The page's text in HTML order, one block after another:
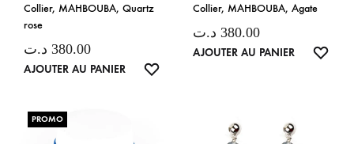
Collier, MAHBOUBA, Quartz
rose
380.00 د.ت
AJOUTER AU PANIER
Collier, MAHBOUBA, Agate
380.00 د.ت
AJOUTER AU PANIER
PROMO